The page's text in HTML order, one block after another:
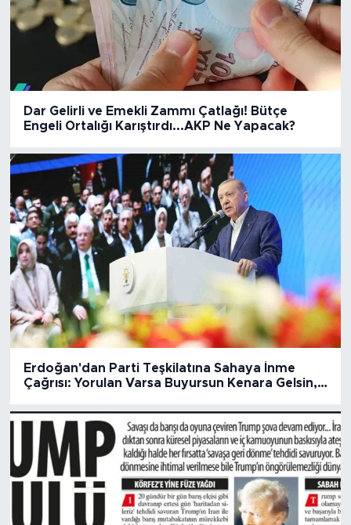
Dar Gelirli ve Emekli Zammı Çatlağı! Bütçe
Engeli Ortalığı Karıştırdı...AKP Ne Yapacak?
Erdoğan'dan Parti Teşkilatına Sahaya İnme
Çağrısı: Yorulan Varsa Buyursun Kenara Gelsin,